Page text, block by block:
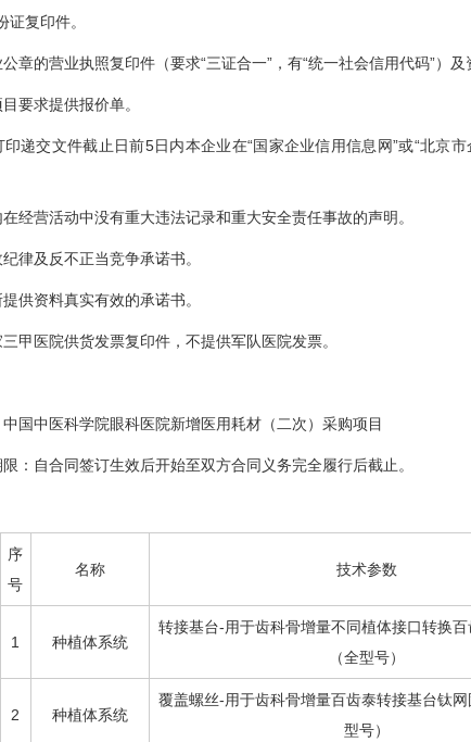
复印件。
公章的营业执照复印件（要求“三证合一”，有“统一社会信用代码”）及
要求提供报价单。
印递交文件截止日前5日内本企业在“国家企业信用信息网”或“北京
在经营活动中没有重大违法记录和重大安全责任事故的声明。
纪律及反不正当竞争承诺书。
提供资料真实有效的承诺书。
三甲医院供货发票复印件，不提供军队医院发票。
国中医科学院眼科医院新增医用耗材（二次）采购项目
：自合同签订生效后开始至双方合同义务完全履行后截止。
序
号
名称 技术参数
1 种植体系统
转接基台-用于齿科骨增量不同植体接口转换百
（全型号）
2 种植体系统
覆盖螺丝-用于齿科骨增量百齿泰转接基台钛
型号）